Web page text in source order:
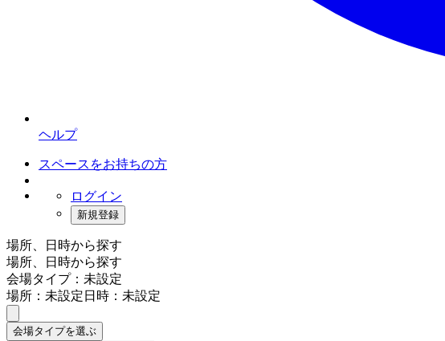
ヘルプ
スペースをお持ちの方
ログイン
新規登録
場所、日時から探す
場所、日時から探す
会場タイプ：未設定
場所：未設定日時：未設定
会場タイプを選ぶ